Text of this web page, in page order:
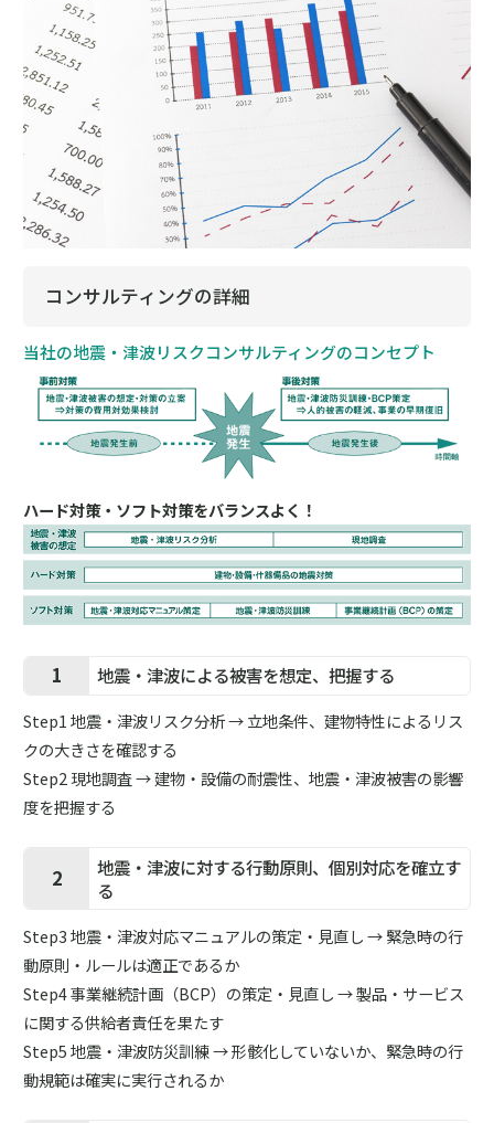
コンサルティングの詳細
当社の地震・津波リスクコンサルティングのコンセプト
ハード対策・ソフト対策をバランスよく！
1 地震・津波による被害を想定、把握する
Step1 地震・津波リスク分析 → 立地条件、建物特性によるリス
クの大きさを確認する
Step2 現地調査 → 建物・設備の耐震性、地震・津波被害の影響
度を把握する
2
地震・津波に対する行動原則、個別対応を確立す
る
Step3 地震・津波対応マニュアルの策定・見直し → 緊急時の行
動原則・ルールは適正であるか
Step4 事業継続計画（BCP）の策定・見直し → 製品・サービス
に関する供給者責任を果たす
Step5 地震・津波防災訓練 → 形骸化していないか、緊急時の行
動規範は確実に実行されるか